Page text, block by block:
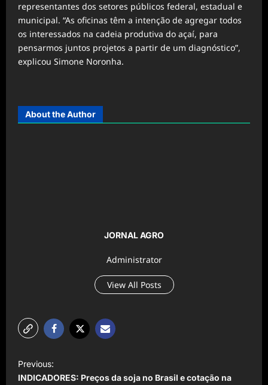
representantes dos setores públicos federal, estadual e
municipal. “As oficinas têm a intenção de agregar todos
os interessados na cadeia produtiva do açaí, para
pensarmos juntos projetos a partir de um diagnóstico”,
explicou Simone Noronha.
About the Author
JORNAL AGRO
Administrator
View All Posts
o
Previous:
INDICADORES: Preços da soja no Brasil e cotação na